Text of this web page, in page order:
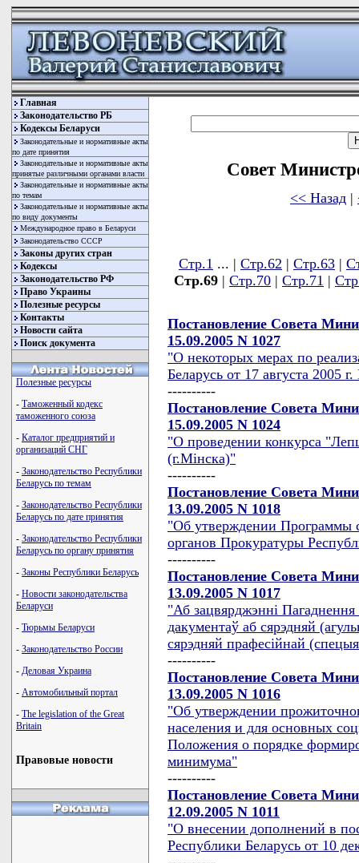
Главная
Законодательство РБ
Кодексы Беларуси
Законодательные и нормативные акты
по дате принятия
Законодательные и нормативные акты
принятые различными органами власти
Законодательные и нормативные акты
по темам
Законодательные и нормативные акты
по виду документы
Международное право в Беларуси
Законодательство СССР
Законы других стран
Кодексы
Законодательство РФ
Право Украины
Полезные ресурсы
Контакты
Новости сайта
Поиск документа
Полезные ресурсы
- Таможенный кодекс
таможенного союза
- Каталог предприятий и
организаций СНГ
- Законодательство Республики
Беларусь по темам
- Законодательство Республики
Беларусь по дате принятия
- Законодательство Республики
Беларусь по органу принятия
- Законы Республики Беларусь
- Новости законодательства
Беларуси
- Тюрьмы Беларуси
- Законодательство России
- Деловая Украина
- Автомобильный портал
- The legislation of the Great
Britain
Правовые новости
Совет
<< Назад |
Стр.1 ... | Стр.62 | Стр.63 |
Стр.69 | Стр.70 | Стр.71 |
Постановление Совета
15.09.2005 N 1027
"О некоторых мерах по
Беларусь от 17 августа 2005
----------
Постановление Совета
15.09.2005 N 1024
"О проведении конкурса
(г.Мiнска)"
----------
Постановление Совета
13.09.2005 N 1018
"Об утверждении Программы
органов Прокуратуры
----------
Постановление Совета
13.09.2005 N 1017
"Аб зацвярджэннi
дакументаў аб сярэдняй
сярэдняй прафесiйнай
----------
Постановление Совета
13.09.2005 N 1016
"Об утверждении
населения и для основных
Положения о порядке
минимума"
----------
Постановление Совета
12.09.2005 N 1011
"О внесении дополнений в
Республики Беларусь от 10